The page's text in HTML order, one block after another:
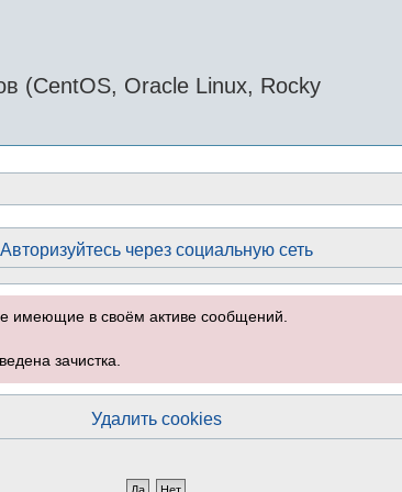
(CentOS, Oracle Linux, Rocky
Авторизуйтесь через социальную сеть
имеющие в своём активе сообщений.
зачистка.
Удалить cookies